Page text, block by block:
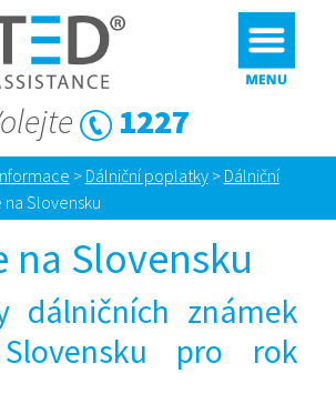
1227
> Dálniční poplatky> Dálniční
na Slovensku
na Slovensku
dálničních známek
pro rok